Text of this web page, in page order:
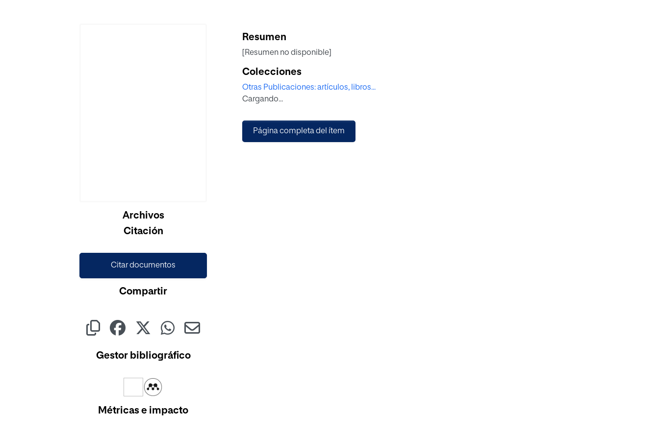
Archivos
Citación
Citar documentos
Compartir
Gestor bibliográfico
Métricas e impacto
Resumen
[Resumen no disponible]
Colecciones
Otras Publicaciones: artículos, libros...
Cargando...
Página completa del ítem